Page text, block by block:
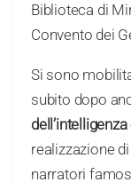
Biblioteca di
Convento dei
Si sono
subito dopo
realizzazione
narratori